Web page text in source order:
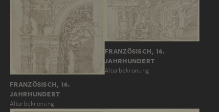
FRANZÖSISCH, 16.
JAHRHUNDERT
Altarbekrönung
FRANZÖSISCH, 16.
JAHRHUNDERT
Altarbekrönung